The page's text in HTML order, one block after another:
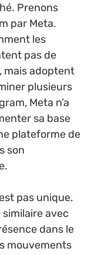
Prenons
par Meta.
les
pas de
mais adoptent
plusieurs
Meta n’a
sa base
plateforme de
son
pas unique.
avec
dans le
mouvements